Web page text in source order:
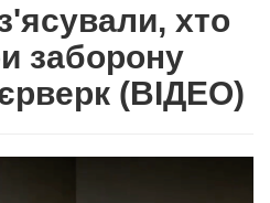
хто
заборону
(ВІДЕО)